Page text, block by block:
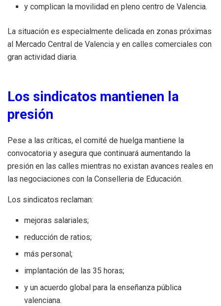
y complican la movilidad en pleno centro de Valencia.
La situación es especialmente delicada en zonas próximas
al Mercado Central de Valencia y en calles comerciales con
gran actividad diaria.
Los sindicatos mantienen la
presión
Pese a las críticas, el comité de huelga mantiene la
convocatoria y asegura que continuará aumentando la
presión en las calles mientras no existan avances reales en
las negociaciones con la Conselleria de Educación.
Los sindicatos reclaman:
mejoras salariales;
reducción de ratios;
más personal;
implantación de las 35 horas;
y un acuerdo global para la enseñanza pública
valenciana.